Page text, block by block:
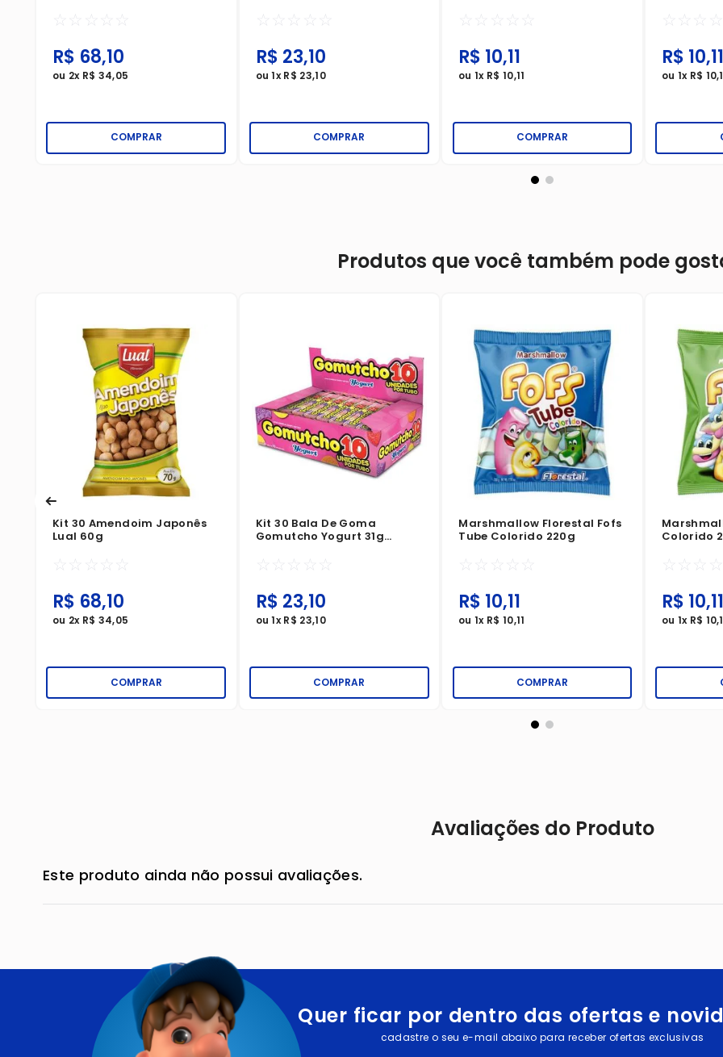
☆ ☆ ☆ ☆ ☆
R$ 68,10
ou 2x R$ 34,05
COMPRAR
☆ ☆ ☆ ☆ ☆
R$ 23,10
ou1xR$ 23,10
COMPRAR
☆ ☆ ☆ ☆ ☆
R$ 10,11
ou1x R$ 10,11
COMPRAR
☆ ☆ ☆ ☆
R$ 10,11
ou 1x R$ 10,
Produtos que você também pode
Kit 30 Amendoim Japonês
Lual 60g
☆ ☆ ☆ ☆ ☆
R$ 68,10
ou 2x R$ 34,05
COMPRAR
Kit 30 Bala De Goma
Gomutcho Yogurt 31g
☆ ☆ ☆ ☆ ☆
R$ 23,10
ou1xR$ 23,10
COMPRAR
Marshmallow Florestal Fofs
Tube Colorido 220g
☆ ☆ ☆ ☆ ☆
R$ 10,11
ou1x R$ 10,11
COMPRAR
Colorido
☆ ☆ ☆ ☆
R$ 10,11
ou 1x R$ 10,
Avaliações do Produto
Este produto ainda não possui avaliações.
Quer ficar por dentro das ofertas e
cadastre o seu e-mail abaixo para receber ofertas exclusivas